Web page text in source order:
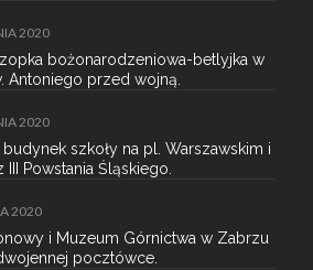
2020
bożonarodzeniowa-betlyjka w
Antoniego przed wojną.
2020
budynek szkoły na pl. Warszawskim i
Powstania Śląskiego.
2020
i Muzeum Górnictwa w Zabrzu
pocztówce.